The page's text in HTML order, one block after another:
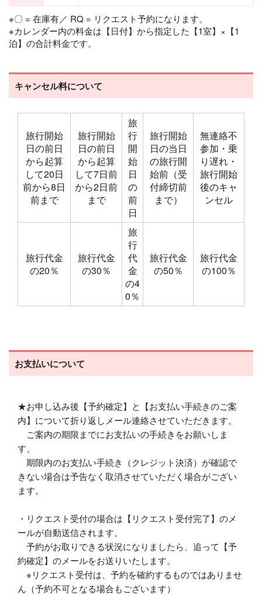
※〇 = 在庫有／ RQ = リクエスト予約になります。
※カレンダー内の料金は【日付】から指定した【1室】×【1
泊】の合計料金です。
キャンセル料について
旅行開始
日の前日
から起算
して20日
前から8日
前まで
旅行開始
日の前日
から起算
して7日前
から2日前
まで
旅
行
開
始
日
の
前
日
旅行開始
日の当日
の旅行開
始前（受
付締切前
まで）
無連絡不
参加・乗
り遅れ・
旅行開始
後のキャ
ンセル
旅行代金
の20％
旅行代金
の30％
旅
行
代
金
の4
0％
旅行代金
の50％
旅行代金
の100％
お支払いについて
★お申し込み後【予約確定】と【お支払い手続きのご案
内】について折り返しメール連絡させていただきます。
ご案内の期限までにお支払いの手続きをお願いしま
す。
期限内のお支払い手続き（クレジット決済）が確認で
きない場合は予告なく取消させていただく場合がござい
ます。
・リクエスト受付の場合は【リクエスト受付完了】のメ
ールが自動送信されます。
予約がお取りできる状況になりましたら、追って【予
約確定】のメールをお送りいたします。
※リクエスト受付は、予約を確約するものではありませ
ん（予約不可となる場合もございます）